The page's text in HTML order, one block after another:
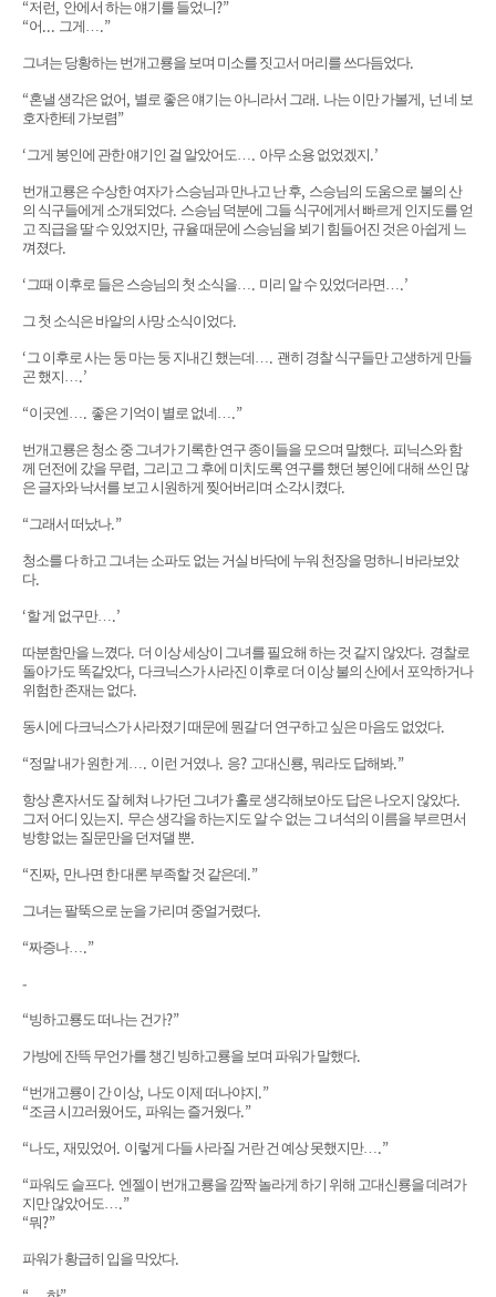
“저런, 안에서 하는 얘기를 들었니?”
“어... 그게….”
그녀는 당황하는 번개고룡을 보며 미소를 짓고서 머리를 쓰다듬었다.
“혼낼 생각은 없어, 별로 좋은 얘기는 아니라서 그래. 나는 이만 가볼게, 넌 네 보
호자한테 가보렴”
‘그게 봉인에 관한 얘기인 걸 알았어도…. 아무 소용 없었겠지.’
번개고룡은 수상한 여자가 스승님과 만나고 난 후, 스승님의 도움으로 불의 산
의 식구들에게 소개되었다. 스승님 덕분에 그들 식구에게서 빠르게 인지도를 얻
고 직급을 딸 수 있었지만, 규율 때문에 스승님을 뵈기 힘들어진 것은 아쉽게 느
껴졌다.
‘그때 이후로 들은 스승님의 첫 소식을…. 미리 알 수 있었더라면….’
그 첫 소식은 바알의 사망 소식이었다.
‘그 이후로 사는 둥 마는 둥 지내긴 했는데…. 괜히 경찰 식구들만 고생하게 만들
곤 했지….’
“이곳엔…. 좋은 기억이 별로 없네….”
번개고룡은 청소 중 그녀가 기록한 연구 종이들을 모으며 말했다. 피닉스와 함
께 던전에 갔을 무렵, 그리고 그 후에 미치도록 연구를 했던 봉인에 대해 쓰인 많
은 글자와 낙서를 보고 시원하게 찢어버리며 소각시켰다.
“그래서 떠났나.”
청소를 다 하고 그녀는 소파도 없는 거실 바닥에 누워 천장을 멍하니 바라보았
다.
‘할 게 없구만….’
따분함만을 느꼈다. 더 이상 세상이 그녀를 필요해 하는 것 같지 않았다. 경찰로
돌아가도 똑같았다, 다크닉스가 사라진 이후로 더 이상 불의 산에서 포악하거나
위험한 존재는 없다.
동시에 다크닉스가 사라졌기 때문에 뭔갈 더 연구하고 싶은 마음도 없었다.
“정말 내가 원한 게…. 이런 거였나. 응? 고대신룡, 뭐라도 답해봐.”
항상 혼자서도 잘 헤쳐 나가던 그녀가 홀로 생각해보아도 답은 나오지 않았다.
그저 어디 있는지. 무슨 생각을 하는지도 알 수 없는 그 녀석의 이름을 부르면서
방향 없는 질문만을 던져댈 뿐.
“진짜, 만나면 한 대론 부족할 것 같은데.”
그녀는 팔뚝으로 눈을 가리며 중얼거렸다.
“짜증나….”
-
“빙하고룡도 떠나는 건가?”
가방에 잔뜩 무언가를 챙긴 빙하고룡을 보며 파워가 말했다.
“번개고룡이 간 이상, 나도 이제 떠나야지.”
“조금 시끄러웠어도, 파워는 즐거웠다.”
“나도, 재밌었어. 이렇게 다들 사라질 거란 건 예상 못했지만….”
“파워도 슬프다. 엔젤이 번개고룡을 깜짝 놀라게 하기 위해 고대신룡을 데려가
지만 않았어도….”
“뭐?”
파워가 황급히 입을 막았다.